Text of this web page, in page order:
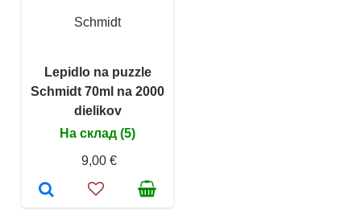
Schmidt
Lepidlo na puzzle
Schmidt 70ml na 2000
dielikov
На склад (5)
9,00 €